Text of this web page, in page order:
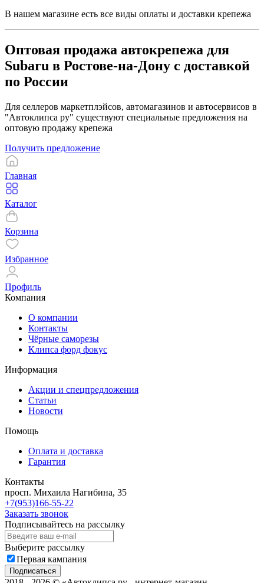
В нашем магазине есть все виды оплаты и доставки крепежа
Оптовая продажа автокрепежа для
Subaru в Ростове-на-Дону с доставкой
по России
Для селлеров маркетплэйсов, автомагазинов и автосервисов в
"Автоклипса ру" существуют специальные предложения на
оптовую продажу крепежа
Получить предложение
Главная
Каталог
Корзина
Избранное
Профиль
Компания
О компании
Контакты
Чёрные саморезы
Клипса форд фокус
Информация
Акции и спецпредложения
Статьи
Новости
Помощь
Оплата и доставка
Гарантия
Контакты
просп. Михаила Нагибина, 35
+7(953)166-55-22
Заказать звонок
Подписывайтесь на рассылку
Выберите рассылку
Первая кампания
Подписаться